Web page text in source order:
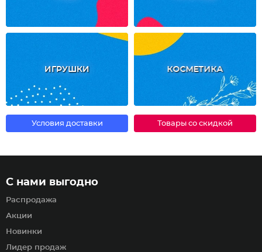
ИГРУШКИ КОСМЕТИКА
Условия доставки Товары со скидкой
С нами выгодно
Распродажа
Акции
Новинки
Лидер продаж